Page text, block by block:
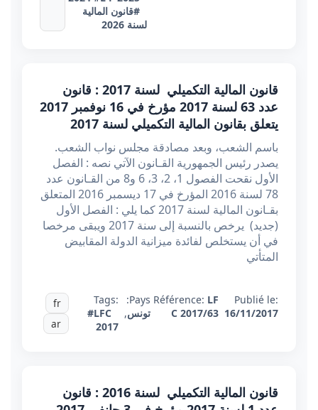
#قانون المالية
لسنة 2026
قانون المالية التكميلي لسنة 2017 : قانون
عدد 63 لسنة 2017 مؤرخ في 16 نوفمبر 2017
يتعلق بقانون المالية التكميلي لسنة 2017
باسم الشعب، وبعد مصادقة مجلس نواب الشعب.
يصدر رئيس الجمهورية القـانون الآتي نصه : الفصل
الأول نقحت الفصول 1، 2، 3، 6 و8 من القـانون عدد
78 لسنة 2016 المؤرخ في 17 ديسمبر 2016 المتعلق
بقـانون المالية لسنة 2017 كما يلي : الفصل الأول
(جديد) يرخص بالنسبة إلى سنة 2017 ويبقى مرخصا
في أن يستخلص لفائدة ميزانية الدولة المقابيض
المتأتي
Publié le:
16/11/2017
Référence: LF
C 2017/63
Pays:
تونس,
Tags:
#LFC
2017
fr
ar
قانون المالية التكميلي لسنة 2016 : قانون